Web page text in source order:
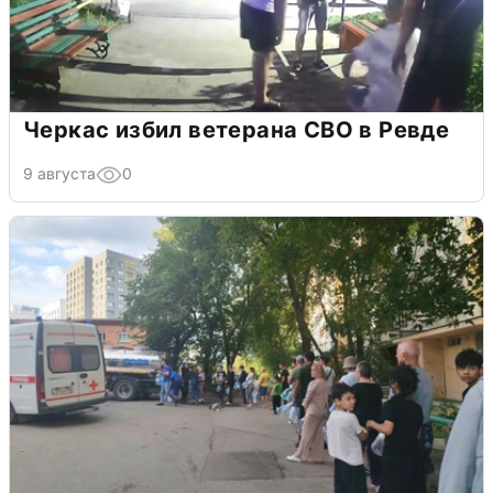
Черкас избил ветерана СВО в Ревде
9 августа 0